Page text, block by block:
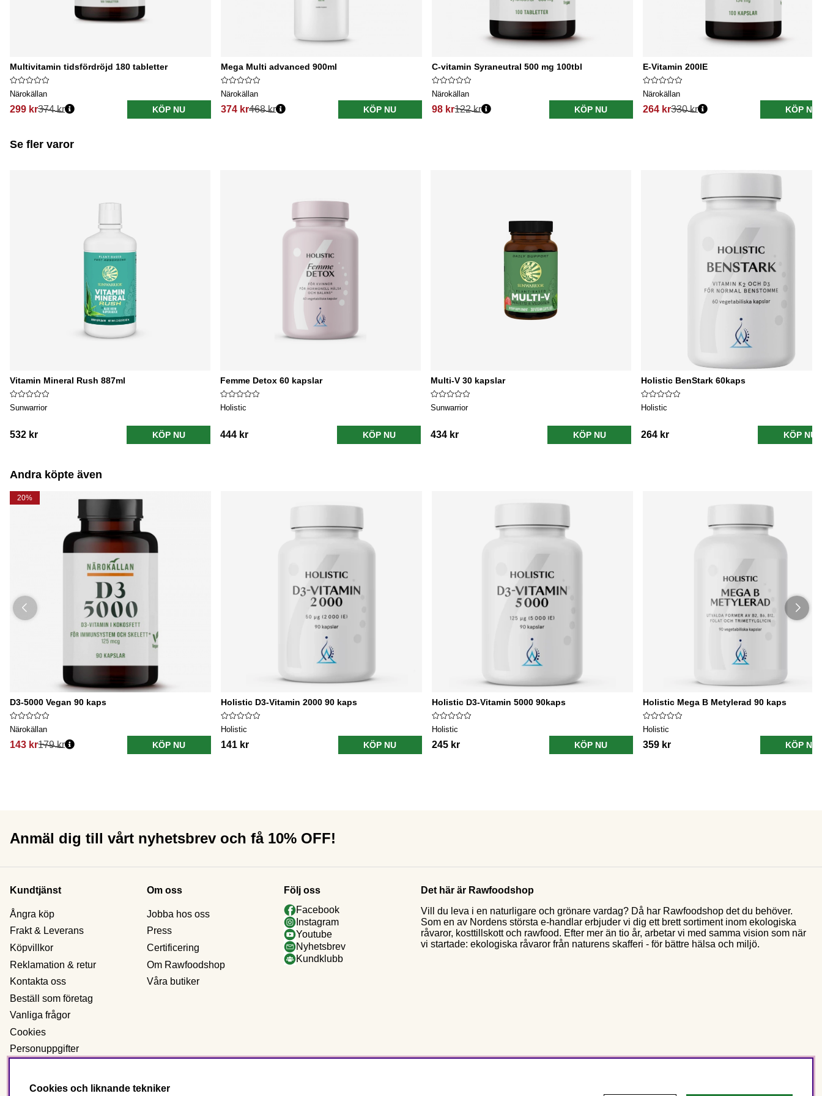
Multivitamin tidsfördröjd 180 tabletter
Närokällan
299 kr374 kr KÖP NU
Mega Multi advanced 900ml
Närokällan
374 kr468 kr KÖP NU
C-vitamin Syraneutral 500 mg 100tbl
Närokällan
98 kr122 kr KÖP NU
E-Vitamin 200IE
Närokällan
264 kr330 kr KÖP NU
Se fler varor
Vitamin Mineral Rush 887ml
Sunwarrior
532 kr KÖP NU
Femme Detox 60 kapslar
Holistic
444 kr KÖP NU
Multi-V 30 kapslar
Sunwarrior
434 kr KÖP NU
Holistic BenStark 60kaps
Holistic
264 kr KÖP NU
Andra köpte även
20%
D3-5000 Vegan 90 kaps
Närokällan
143 kr179 kr KÖP NU
Holistic D3-Vitamin 2000 90 kaps
Holistic
141 kr KÖP NU
Holistic D3-Vitamin 5000 90kaps
Holistic
245 kr KÖP NU
Holistic Mega B Metylerad 90 kaps
Holistic
359 kr KÖP NU
Anmäl dig till vårt nyhetsbrev och få 10% OFF!
Kundtjänst
Ångra köp
Frakt & Leverans
Köpvillkor
Reklamation & retur
Kontakta oss
Beställ som företag
Vanliga frågor
Cookies
Personuppgifter
Om oss
Jobba hos oss
Press
Certificering
Om Rawfoodshop
Våra butiker
Följ oss
Facebook
Instagram
Youtube
Nyhetsbrev
Kundklubb
Det här är Rawfoodshop
Vill du leva i en naturligare och grönare vardag? Då har Rawfoodshop det du behöver.
Som en av Nordens största e-handlar erbjuder vi dig ett brett sortiment inom ekologiska
råvaror, kosttillskott och rawfood. Efter mer än tio år, arbetar vi med samma vision som när
vi startade: ekologiska råvaror från naturens skafferi - för bättre hälsa och miljö.
Sverige
Cookies och liknande tekniker